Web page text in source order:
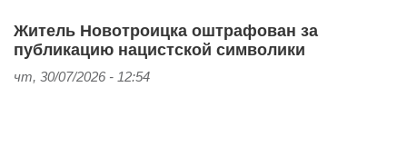
Житель Новотроицка оштрафован за
публикацию нацистской символики
чт, 30/07/2026 - 12:54